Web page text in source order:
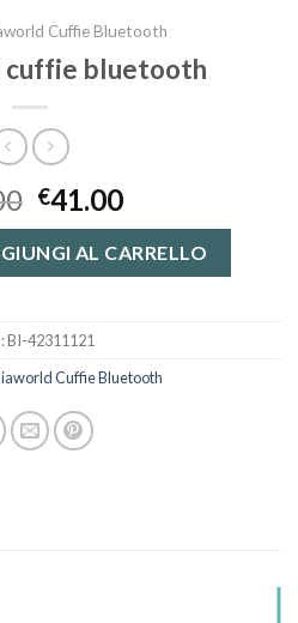
Cuffie Bluetooth
cuffie bluetooth
€41.00
AL CARRELLO
BI-42311121
Cuffie Bluetooth